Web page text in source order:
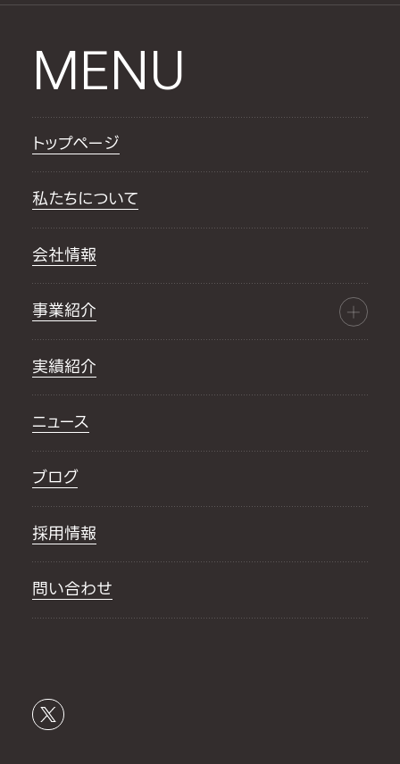
MENU
トップページ
私たちについて
会社情報
事業紹介
実績紹介
ニュース
ブログ
採用情報
問い合わせ